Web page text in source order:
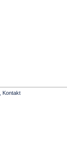
Kontakt